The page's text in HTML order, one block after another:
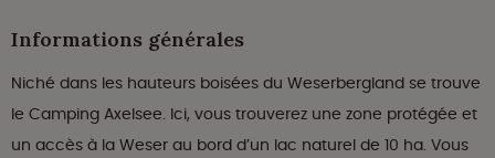
Informations générales
Niché dans les hauteurs boisées du Weserbergland se trouve
le Camping Axelsee. Ici, vous trouverez une zone protégée et
un accès à la Weser au bord d’un lac naturel de 10 ha. Vous